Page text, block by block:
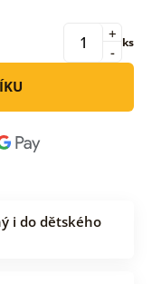
-
+ ks
i do dětského